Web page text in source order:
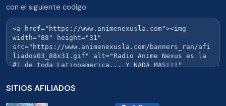
con el siguiente codigo:
SITIOS AFILIADOS